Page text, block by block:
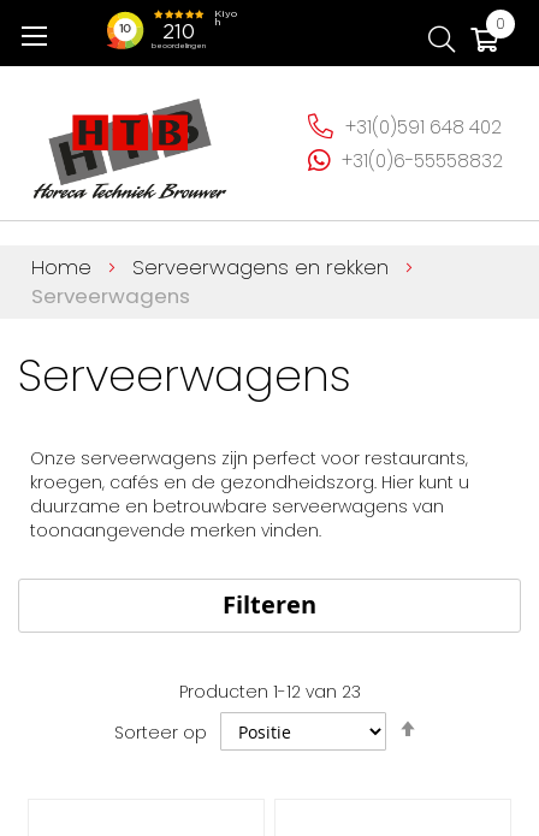
naar
0
+31(0)591 648 402
+31(0)6-55558832
Home
Serveerwagens en rekken
Serveerwagens
Serveerwagens
Onze serveerwagens zijn perfect voor restaurants,
kroegen, cafés en de gezondheidszorg. Hier kunt u
duurzame en betrouwbare serveerwagens van
toonaangevende merken vinden.
Filteren
Producten 1-12van 23
Sorteer op